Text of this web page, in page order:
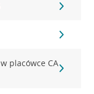
placówce CA